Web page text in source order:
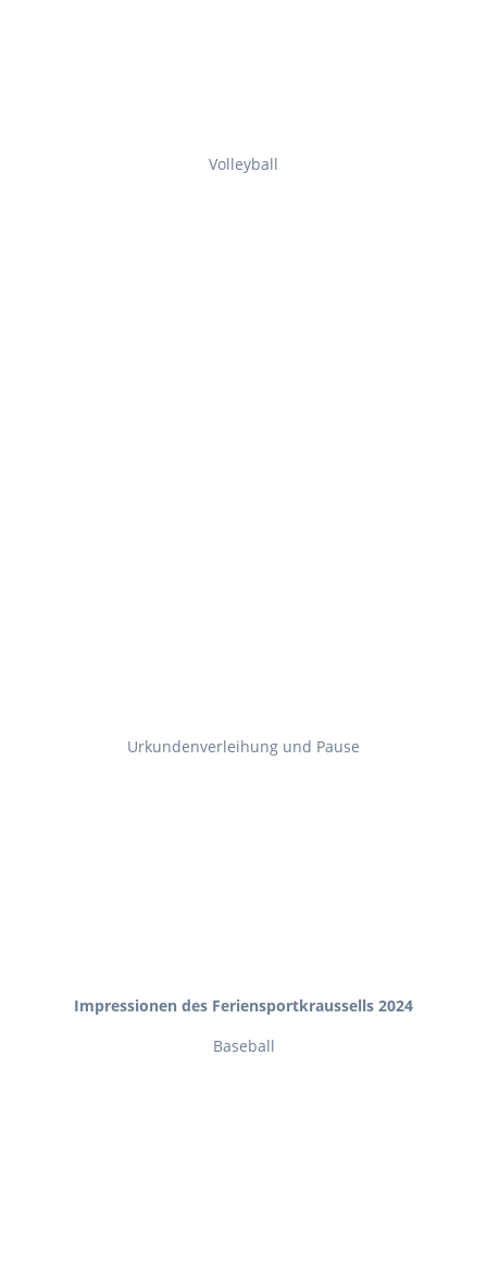
Volleyball
Urkundenverleihung und Pause
Impressionen des Feriensportkraussells 2024
Baseball